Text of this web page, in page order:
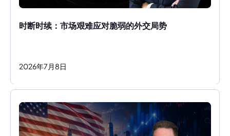
时断时续：市场艰难应对脆弱的外交局势
2026年7 月 8日